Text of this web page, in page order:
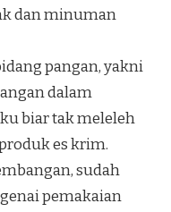
dan minuman
pangan, yakni
dalam
biar tak meleleh
es krim.
sudah
pemakaian